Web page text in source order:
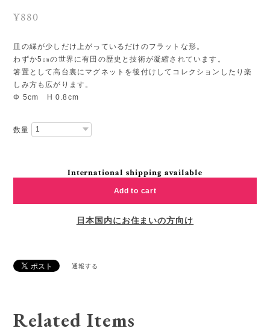
¥880
皿の縁が少しだけ上がっているだけのフラットな形。
わずか5㎝の世界に有田の歴史と技術が凝縮されています。
箸置として高台裏にマグネットを後付けしてコレクションしたり楽
しみ方も広がります。
Φ 5cm H 0.8cm
数量
International shipping available
Add to cart
日本国内にお住まいの方向け
通報する
Related Items